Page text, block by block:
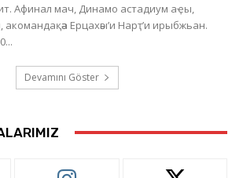
Афинал мач, Динамо астадиум аҿы,
акомандақәа Ерцахәы’и Нарҭ’и ирыбжьан.
Devamını Göster